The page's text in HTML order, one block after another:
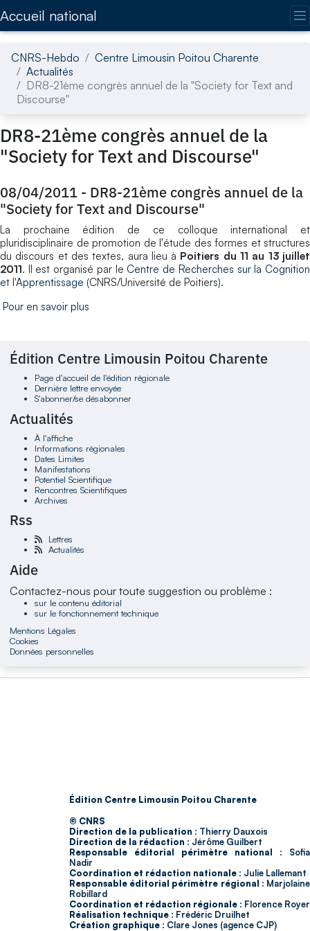
Accueil national
CNRS-Hebdo
Centre Limousin Poitou Charente
Actualités
DR8-21ème congrès annuel de la "Society for Text and
Discourse"
DR8-21ème congrès annuel de la
"Society for Text and Discourse"
08/04/2011 - DR8-21ème congrès annuel de la
"Society for Text and Discourse"
La prochaine édition de ce colloque international et
pluridisciplinaire de promotion de l'étude des formes et structures
du discours et des textes, aura lieu à Poitiers du 11 au 13 juillet
2011. Il est organisé par le Centre de Recherches sur la Cognition
et l'Apprentissage (CNRS/Université de Poitiers).
Pour en savoir plus
Édition Centre Limousin Poitou Charente
Page d'accueil de l'édition régionale
Dernière lettre envoyée
S'abonner/se désabonner
Actualités
À l'affiche
Informations régionales
Dates Limites
Manifestations
Potentiel Scientifique
Rencontres Scientifiques
Archives
Rss
Lettres
Actualités
Aide
Contactez-nous pour toute suggestion ou problème :
sur le contenu éditorial
sur le fonctionnement technique
Mentions Légales
Cookies
Données personnelles
Édition Centre Limousin Poitou Charente
© CNRS
Direction de la publication : Thierry Dauxois
Direction de la rédaction : Jérôme Guilbert
Responsable éditorial périmètre national : Sofia
Nadir
Coordination et rédaction nationale : Julie Lallemant
Responsable éditorial périmètre régional : Marjolaine
Robillard
Coordination et rédaction régionale : Florence Royer
Réalisation technique : Frédéric Druilhet
Création graphique : Clare Jones (agence CJP)